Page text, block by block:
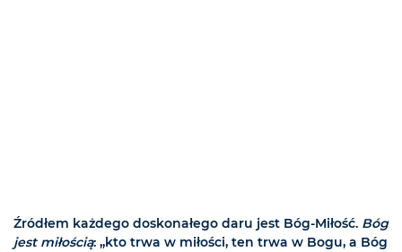
Źródłem każdego doskonałego daru jest Bóg-Miłość. Bóg
jest miłością: „kto trwa w miłości, ten trwa w Bogu, a Bóg